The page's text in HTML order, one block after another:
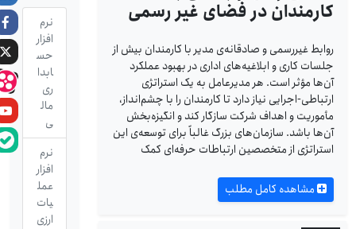
کارمندان در فضای غیر رسمی
روابط غیررسمی و صادقانه‌ی مدیر با کارمندان بیش از
جلسات کاری و ابلاغیه‌های اداری در بهبود عملکرد
آن‌ها مؤثر است. هر مدیرعامل به یک استراتژی
ارتباطی-اجرایی نیاز دارد تا کارمندان را با چشم‌انداز،
مأموریت و اهداف شرکت سازگار کند و انگیزه‌بخش
آن‌ها باشد. سازمان‌های بزرگ غالباً برای توسعه‌ی این
استراتژی از متخصصین ارتباطات حرفه‌ای کمک
مشاهده کامل مطلب
نرم
افزار
حس
ابدا
ری
مال
ی
نرم
افزار
عمل
یات
ارزی